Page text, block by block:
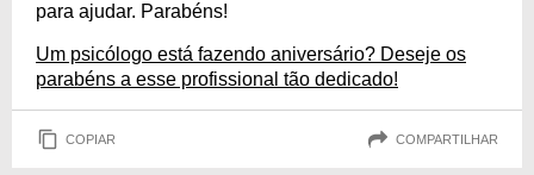
para ajudar. Parabéns!
Um psicólogo está fazendo aniversário? Deseje os
parabéns a esse profissional tão dedicado!
COPIAR COMPARTILHAR